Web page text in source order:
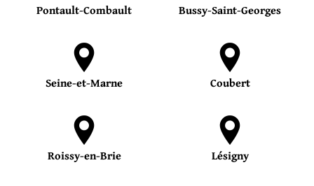
Pontault-Combault Bussy-Saint-Georges
Seine-et-Marne Coubert
Roissy-en-Brie Lésigny